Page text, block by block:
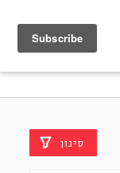
סינון